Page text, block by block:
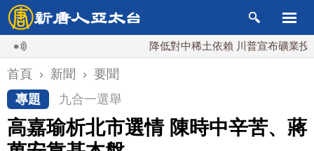
降低對中稀土依賴 川普宣布礦業投資20億
首頁 › 新聞 › 要聞
專題
九合一選舉
高嘉瑜析北市選情 陳時中辛苦、蔣